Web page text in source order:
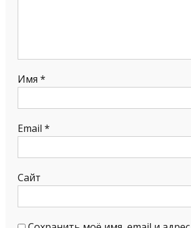
Имя *
Email *
Сайт